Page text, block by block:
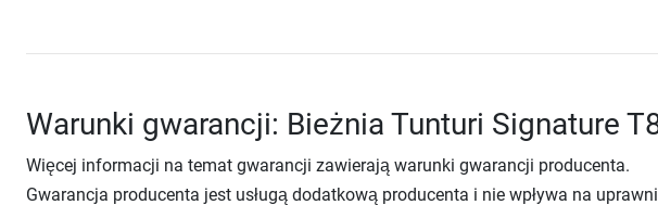
Warunki gwarancji: Bieżnia Tunturi Signature
Więcej informacji na temat gwarancji zawierają warunki gwarancji producenta.
Gwarancja producenta jest usługą dodatkową producenta i nie wpływa na